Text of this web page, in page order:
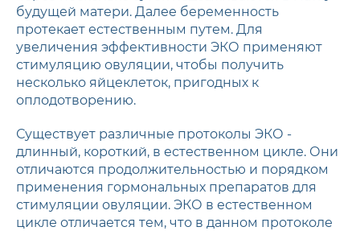
будущей матери. Далее беременность
протекает естественным путем. Для
увеличения эффективности ЭКО применяют
стимуляцию овуляции, чтобы получить
несколько яйцеклеток, пригодных к
оплодотворению.
Существует различные протоколы ЭКО -
длинный, короткий, в естественном цикле. Они
отличаются продолжительностью и порядком
применения гормональных препаратов для
стимуляции овуляции. ЭКО в естественном
цикле отличается тем, что в данном протоколе